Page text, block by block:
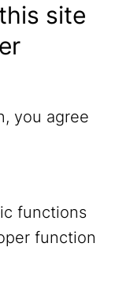
site
you agree
functions
function